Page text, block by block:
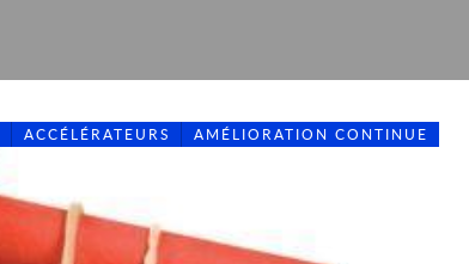
ACCÉLÉRATEURS AMÉLIORATION CONTINUE